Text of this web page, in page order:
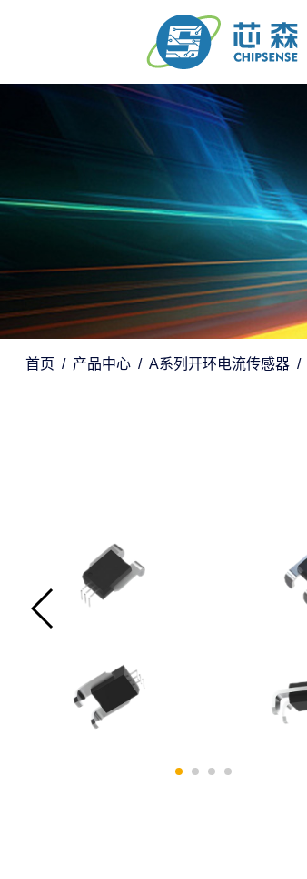
首页 产品中心 A系列开环电流传感器